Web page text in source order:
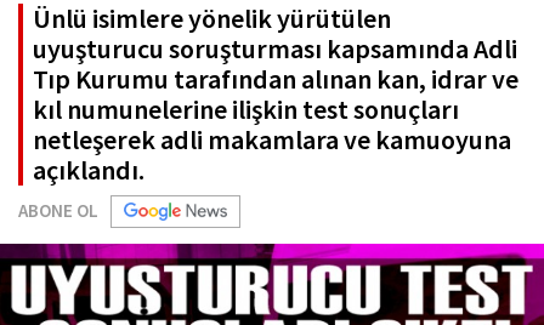
Ünlü isimlere yönelik yürütülen
uyuşturucu soruşturması kapsamında Adli
Tıp Kurumu tarafından alınan kan, idrar ve
kıl numunelerine ilişkin test sonuçları
netleşerek adli makamlara ve kamuoyuna
açıklandı.
ABONE OL